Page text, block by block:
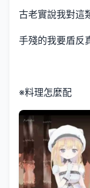
古老實說我對這
手殘的我要盾反
※料理怎麼配